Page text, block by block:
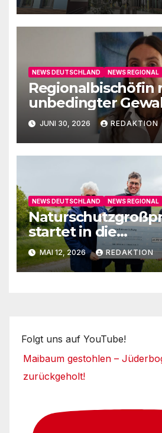
NEWS DEUTSCHLAND NEWS REGIONAL
Regionalbischöfin
unbedingter
aufJUNI 30, 2026 REDAKTION
NEWS DEUTSCHLAND NEWS REGIONAL
startet in die
Umsetzungsphase
MAI 12, 2026 REDAKTION
Folgt uns auf YouTube!
Maibaum gestohlen –
zurückgeholt!